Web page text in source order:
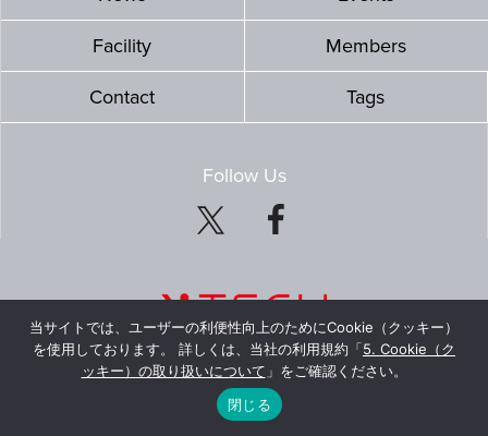
Facility Members
Contact Tags
Follow Us
© Mitsubishi Estate Co., Ltd. All Rights Reserved.
当サイトでは、ユーザーの利便性向上のためにCookie（クッキー）
を使用しております。 詳しくは、当社の利用規約「5. Cookie（ク
ッキー）の取り扱いについて 」をご確認ください。
閉じる